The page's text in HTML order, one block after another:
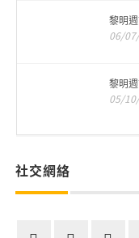
黎明
06/
黎明
05/
社交網絡